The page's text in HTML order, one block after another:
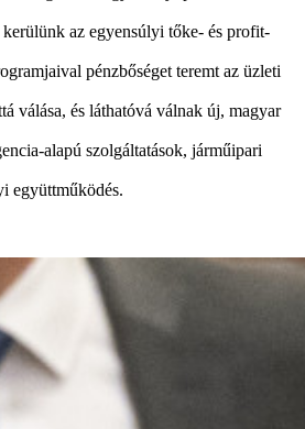
az egyensúlyi tőke- és profit-
pénzbőséget teremt az üzleti
válása, és láthatóvá válnak új, magyar
alapú szolgáltatások, járműipari
együttműködés.